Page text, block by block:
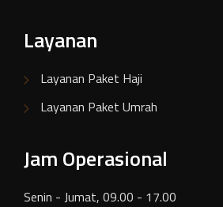
Layanan
Layanan Paket Haji
Layanan Paket Umrah
Jam Operasional
Senin - Jumat, 09.00 - 17.00